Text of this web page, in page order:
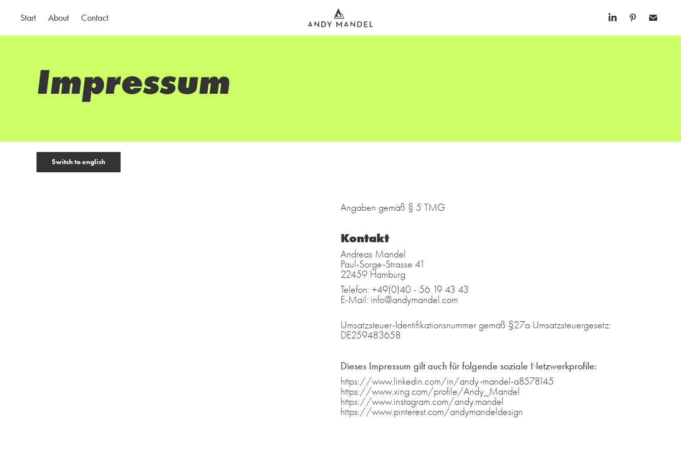
Start About Contact
Impressum
Impressum
Switch to english
Angaben gemäß § 5 TMG
Kontakt
Andreas Mandel
Paul-Sorge-Strasse 41
22459 Hamburg
Telefon: +49(0)40 - 56 19 43 43
E-Mail: info@andymandel.com
Umsatzsteuer-Identifikationsnummer gemäß §27a Umsatzsteuergesetz:
DE259483658
Dieses Impressum gilt auch für folgende soziale Netzwerkprofile:
https://www.linkedin.com/in/andy-mandel-a8578145
https://www.xing.com/profile/Andy_Mandel
https://www.instagram.com/andy.mandel
https://www.pinterest.com/andymandeldesign